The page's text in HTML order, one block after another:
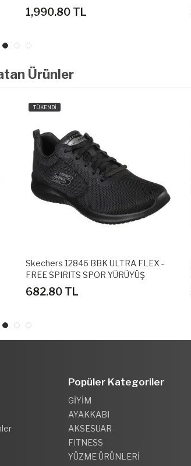
1,990.80 TL
Ürünler
TÜKENDİ
Skechers 12846 BBK ULTRA FLEX -
FREE SPIRITS SPOR YÜRÜYÜŞ
AYAKKABISI
682.80 TL
Popüler Kategoriler
GİYİM
AYAKKABI
AKSESUAR
FITNESS
YÜZME ÜRÜNLERİ